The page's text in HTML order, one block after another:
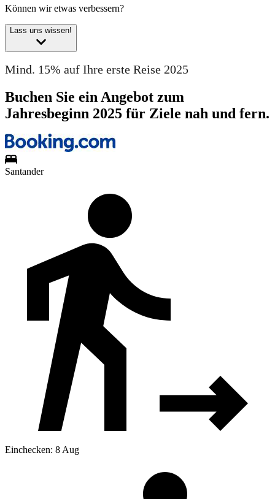
Können wir etwas verbessern?
Lass uns wissen!
Mind. 15% auf Ihre erste Reise 2025
Buchen Sie ein Angebot zum
Jahresbeginn 2025 für Ziele nah und fern.
Santander
Einchecken: 8 Aug